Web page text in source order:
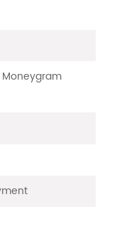
Moneygram